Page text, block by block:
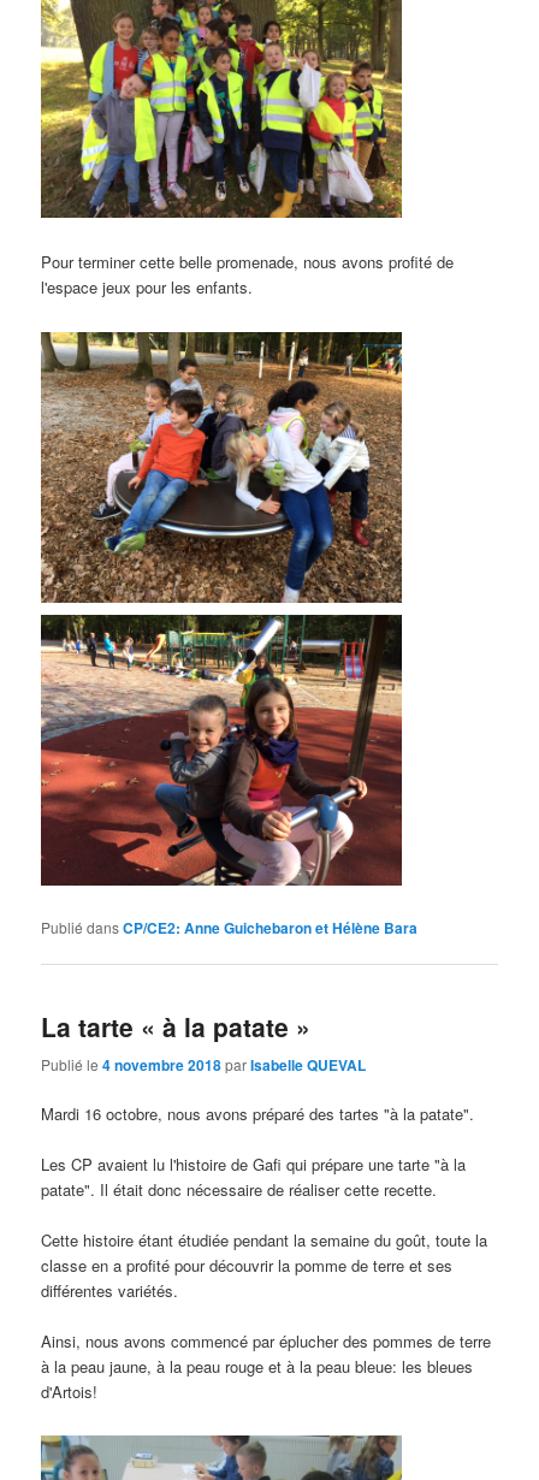
Pour terminer cette belle promenade, nous avons profité de
l'espace jeux pour les enfants.
Publié dansCP/CE2: Anne Guichebaron et Hélène Bara
La tarte « à la patate »
Publié le4 novembre 2018parIsabelle QUEVAL
Mardi 16 octobre, nous avons préparé des tartes "à la patate".
Les CP avaient lu l'histoire de Gafi qui prépare une tarte "à la
patate". Il était donc nécessaire de réaliser cette recette.
Cette histoire étant étudiée pendant la semaine du goût, toute la
classe en a profité pour découvrir la pomme de terre et ses
différentes variétés.
Ainsi, nous avons commencé par éplucher des pommes de terre
à la peau jaune, à la peau rouge et à la peau bleue: les bleues
d'Artois!